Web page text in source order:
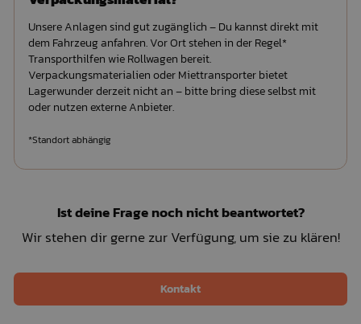
Unsere Anlagen sind gut zugänglich – Du kannst direkt mit
dem Fahrzeug anfahren. Vor Ort stehen in der Regel*
Transporthilfen wie Rollwagen bereit.
Verpackungsmaterialien oder Miettransporter bietet
Lagerwunder derzeit nicht an – bitte bring diese selbst mit
oder nutzen externe Anbieter.
*Standort abhängig
Ist deine Frage noch nicht beantwortet?
Wir stehen dir gerne zur Verfügung, um sie zu klären!
Kontakt